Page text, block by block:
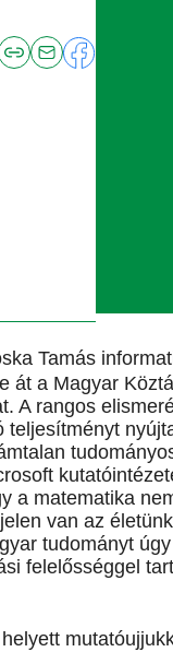
Tamás
át a Magyar
A rangos
teljesítményt
a matematika
van az
tudományt
felelősséggel